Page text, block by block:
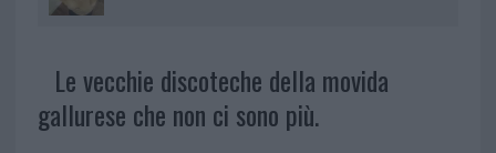
Le vecchie discoteche della movida
gallurese che non ci sono più.